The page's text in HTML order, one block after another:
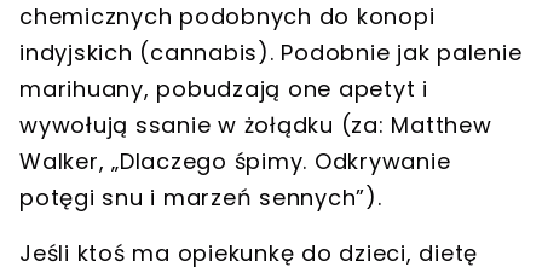
chemicznych podobnych do konopi
indyjskich (cannabis). Podobnie jak palenie
marihuany, pobudzają one apetyt i
wywołują ssanie w żołądku (za: Matthew
Walker, „Dlaczego śpimy. Odkrywanie
potęgi snu i marzeń sennych”).
Jeśli ktoś ma opiekunkę do dzieci, dietę